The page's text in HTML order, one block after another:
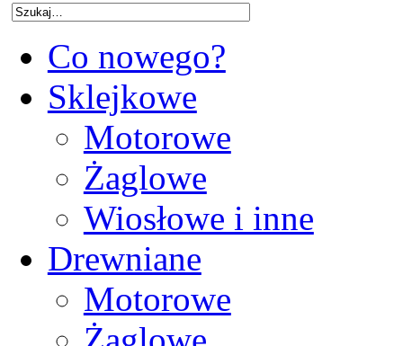
Co nowego?
Sklejkowe
Motorowe
Żaglowe
Wiosłowe i inne
Drewniane
Motorowe